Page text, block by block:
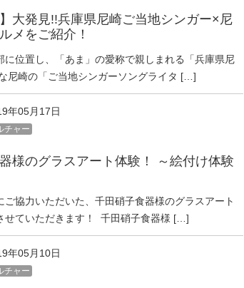
】大発見!!兵庫県尼崎ご当地シンガー×尼
メをご紹介！
に位置し、「あま」の愛称で親しまれる「兵庫県尼
尼崎の「ご当地シンガーソングライタ […]
年05月17日
チャー
様のグラスアート体験！ ～絵付け体験
ご協力いただいた、千田硝子食器様のグラスアート
せていただきます！ 千田硝子食器様 […]
年05月10日
チャー